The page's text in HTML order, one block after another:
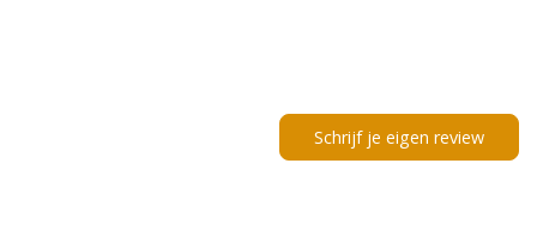
Schrijf je eigen review